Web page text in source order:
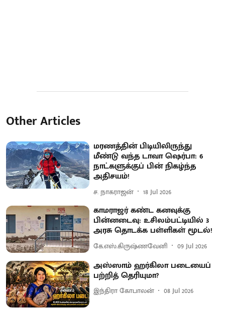
Other Articles
மரணத்தின் பிடியிலிருந்து
மீண்டு வந்த டாவா ஷெர்பா: 6
நாட்களுக்குப் பின் நிகழ்ந்த
அதிசயம்!
ச. நாகராஜன் 18 Jul 2026
காமராஜர் கண்ட கனவுக்கு
பின்னடைவு: உசிலம்பட்டியில் 3
அரசு தொடக்க பள்ளிகள் மூடல்!
கே.எஸ்.கிருஷ்ணவேனி 09 Jul 2026
அஸ்ஸாம் ஹர்கிலா படையைப்
பற்றித் தெரியுமா?
இந்திரா கோபாலன் 08 Jul 2026